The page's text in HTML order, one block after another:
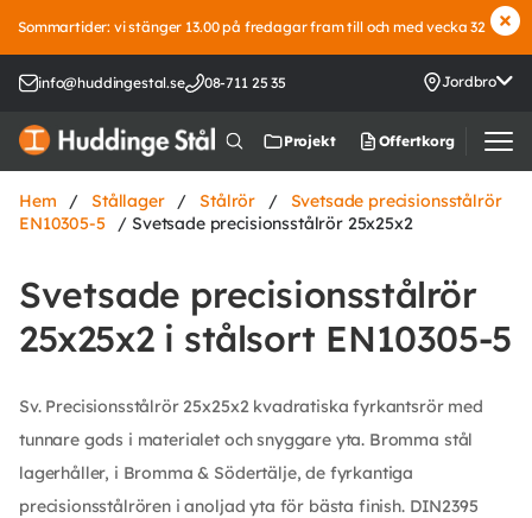
Sommartider: vi stänger 13.00 på fredagar fram till och med vecka 32
info@huddingestal.se 08-711 25 35 Jordbro
Projekt Offertkorg
Hem / Stållager / Stålrör /
Svetsade precisionsstålrör
EN10305-5
/ Svetsade precisionsstålrör 25x25x2
Svetsade precisionsstålrör
25x25x2 i stålsort EN10305-5
Sv. Precisionsstålrör 25x25x2 kvadratiska fyrkantsrör med
tunnare gods i materialet och snyggare yta. Bromma stål
lagerhåller, i Bromma & Södertälje, de fyrkantiga
precisionsstålrören i anoljad yta för bästa finish. DIN2395